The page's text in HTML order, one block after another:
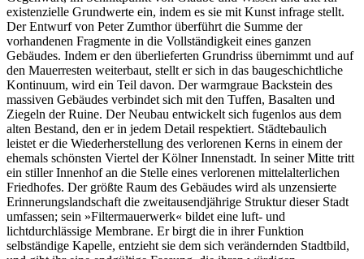
existenzielle Grundwerte ein, indem es sie mit Kunst infrage stellt.
Der Entwurf von Peter Zumthor überführt die Summe der
vorhandenen Fragmente in die Vollständigkeit eines ganzen
Gebäudes. Indem er den überlieferten Grundriss übernimmt und auf
den Mauerresten weiterbaut, stellt er sich in das baugeschichtliche
Kontinuum, wird ein Teil davon. Der warmgraue Backstein des
massiven Gebäudes verbindet sich mit den Tuffen, Basalten und
Ziegeln der Ruine. Der Neubau entwickelt sich fugenlos aus dem
alten Bestand, den er in jedem Detail respektiert. Städtebaulich
leistet er die Wiederherstellung des verlorenen Kerns in einem der
ehemals schönsten Viertel der Kölner Innenstadt. In seiner Mitte tritt
ein stiller Innenhof an die Stelle eines verlorenen mittelalterlichen
Friedhofes. Der größte Raum des Gebäudes wird als unzensierte
Erinnerungslandschaft die zweitausendjährige Struktur dieser Stadt
umfassen; sein »Filtermauerwerk« bildet eine luft- und
lichtdurchlässige Membrane. Er birgt die in ihrer Funktion
selbständige Kapelle, entzieht sie dem sich verändernden Stadtbild,